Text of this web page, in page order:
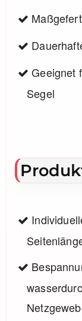
Geeignet
Segel